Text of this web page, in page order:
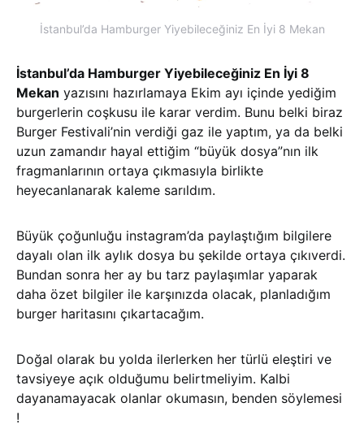
İstanbul’da Hamburger Yiyebileceğiniz En İyi 8 Mekan
İstanbul’da Hamburger Yiyebileceğiniz En İyi 8
Mekan yazısını hazırlamaya Ekim ayı içinde yediğim
burgerlerin coşkusu ile karar verdim. Bunu belki biraz
Burger Festivali’nin verdiği gaz ile yaptım, ya da belki
uzun zamandır hayal ettiğim “büyük dosya”nın ilk
fragmanlarının ortaya çıkmasıyla birlikte
heyecanlanarak kaleme sarıldım.
Büyük çoğunluğu instagram’da paylaştığım bilgilere
dayalı olan ilk aylık dosya bu şekilde ortaya çıkıverdi.
Bundan sonra her ay bu tarz paylaşımlar yaparak
daha özet bilgiler ile karşınızda olacak, planladığım
burger haritasını çıkartacağım.
Doğal olarak bu yolda ilerlerken her türlü eleştiri ve
tavsiyeye açık olduğumu belirtmeliyim. Kalbi
dayanamayacak olanlar okumasın, benden söylemesi
!